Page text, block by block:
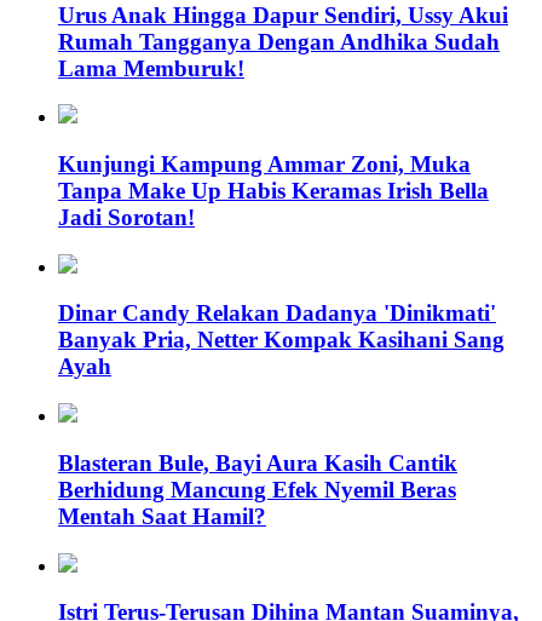
Urus Anak Hingga Dapur Sendiri, Ussy Akui
Rumah Tangganya Dengan Andhika Sudah
Lama Memburuk!
Kunjungi Kampung Ammar Zoni, Muka
Tanpa Make Up Habis Keramas Irish Bella
Jadi Sorotan!
Dinar Candy Relakan Dadanya 'Dinikmati'
Banyak Pria, Netter Kompak Kasihani Sang
Ayah
Blasteran Bule, Bayi Aura Kasih Cantik
Berhidung Mancung Efek Nyemil Beras
Mentah Saat Hamil?
Istri Terus-Terusan Dihina Mantan Suaminya,